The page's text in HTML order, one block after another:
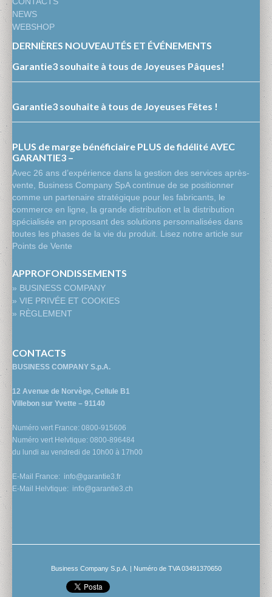
NEWS
WEBSHOP
DERNIÈRES NOUVEAUTÉS ET ÉVÉNEMENTS
Garantie3 souhaite à tous de Joyeuses Pâques!
Garantie3 souhaite à tous de Joyeuses Fêtes !
PLUS de marge bénéficiaire PLUS de fidélité AVEC
GARANTIE3 –
Avec 26 ans d’expérience dans la gestion des services après-
vente, Business Company SpA continue de se positionner
comme un partenaire stratégique pour les fabricants, le
commerce en ligne, la grande distribution et la distribution
spécialisée en proposant des solutions personnalisées dans
toutes les phases de la vie du produit. Lisez notre article sur
Points de Vente
APPROFONDISSEMENTS
» BUSINESS COMPANY
» VIE PRIVÉE ET COOKIES
» RÈGLEMENT
CONTACTS
BUSINESS COMPANY S.p.A.
12 Avenue de Norvège, Cellule B1
Villebon sur Yvette – 91140
Numéro vert France: 0800-915606
Numéro vert Helvtique: 0800-896484
du lundi au vendredi de 10h00 à 17h00
E-Mail France: info@garantie3.fr
E-Mail Helvtique: info@garantie3.ch
Business Company S.p.A. | Numéro de TVA 03491370650